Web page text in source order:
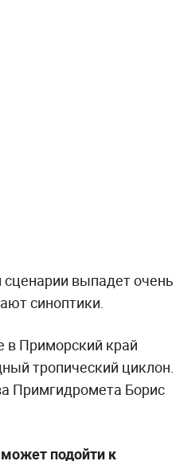
выпадет очень
синоптики.
Приморский край
тропический циклон.
Примгидромета Борис
может подойти к